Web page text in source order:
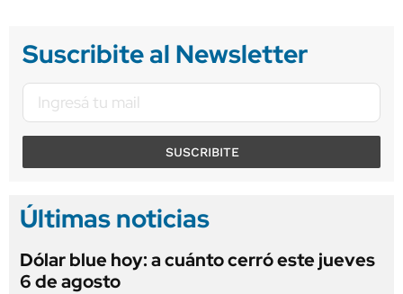
Suscribite al Newsletter
SUSCRIBITE
Últimas noticias
Dólar blue hoy: a cuánto cerró este jueves
6 de agosto